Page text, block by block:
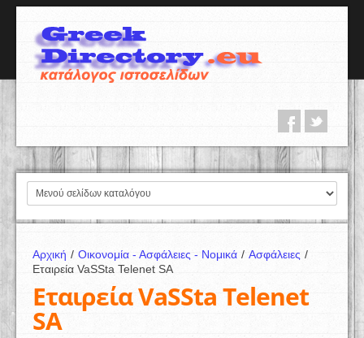
Αρχική / Οικονομία - Ασφάλειες - Νομικά / Ασφάλειες /
Εταιρεία VaSSta Telenet SA
Εταιρεία VaSSta Telenet
SA